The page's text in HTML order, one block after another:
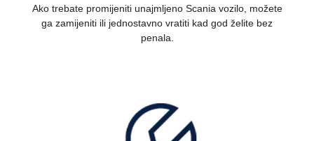
Ako trebate promijeniti unajmljeno Scania vozilo, možete
ga zamijeniti ili jednostavno vratiti kad god želite bez
penala.